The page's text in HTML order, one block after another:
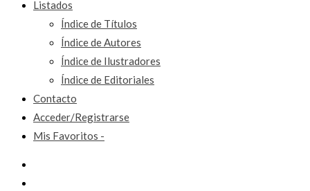
Listados
Índice de Títulos
Índice de Autores
Índice de Ilustradores
Índice de Editoriales
Contacto
Acceder/Registrarse
Mis Favoritos -